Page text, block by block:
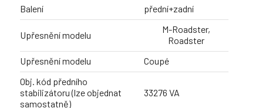
Balení
přední+zadní
Upřesnění modelu
M-Roadster,
Roadster
Upřesnění modelu
Coupé
Obj. kód předního
stabilizátoru (lze objednat
samostatně)
33276 VA